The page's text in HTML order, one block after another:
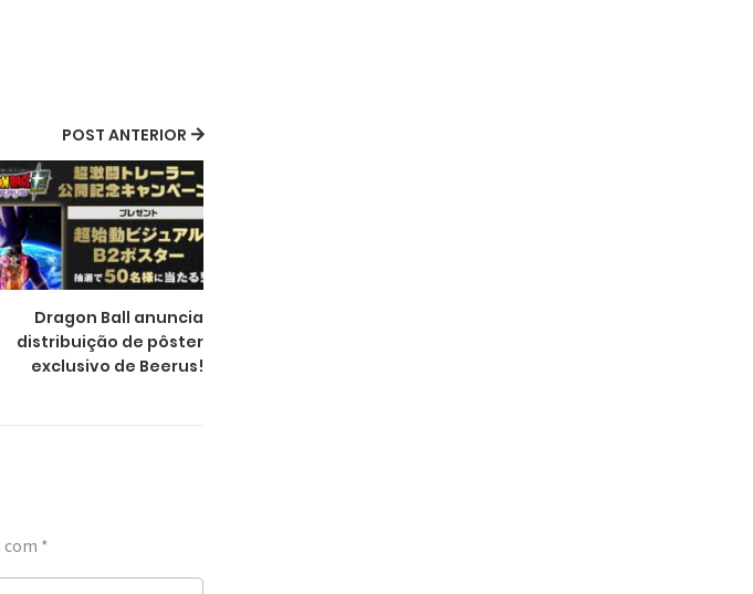
POST ANTERIOR
Dragon Ball anuncia
distribuição de pôster
exclusivo de Beerus!
com *